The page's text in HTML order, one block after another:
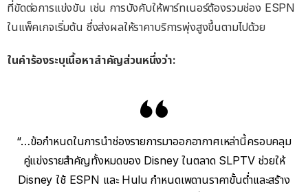
ที่ขัดต่อการแข่งขัน เช่น การบังคับให้พาร์ทเนอร์ต้องรวมช่อง ESPN
ในแพ็คเกจเริ่มต้น ซึ่งส่งผลให้ราคาบริการพุ่งสูงขึ้นตามไปด้วย
ในคำร้องระบุเนื้อหาสำคัญส่วนหนึ่งว่า:
“…ข้อกำหนดในการนำช่องรายการมาออกอากาศเหล่านี้ครอบคลุม
คู่แข่งรายสำคัญทั้งหมดของ Disney ในตลาด SLPTV ช่วยให้
Disney ใช้ ESPN และ Hulu กำหนดเพดานราคาขั้นต่ำและสร้าง